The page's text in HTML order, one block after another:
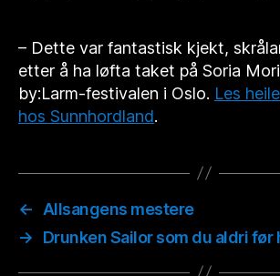
– Dette var fantastisk kjekt,
etter å ha løfta taket på Soria
by:Larm-festivalen i Oslo. Les
hos Sunnhordland.
←
Allsangens mestere
→
Drunken Sailor som du aldri før